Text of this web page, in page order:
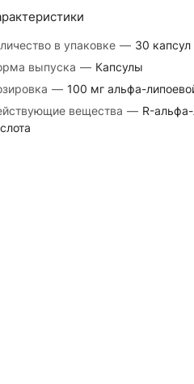
в упаковке — 30 капсул
выпуска — Капсулы
— 100 мг альфа-
вещества — R-